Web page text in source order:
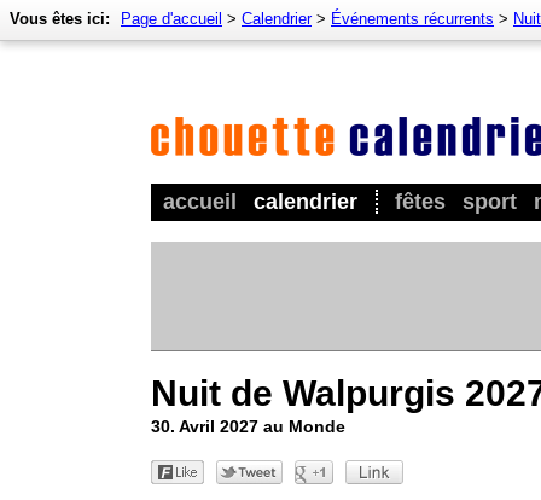
accueil calendrier fêtes sport
Vous êtes ici: Page d'accueil > Calendrier> Événements récurrents >
Nuit de Walpurgis
30. Avril 2027 au Monde